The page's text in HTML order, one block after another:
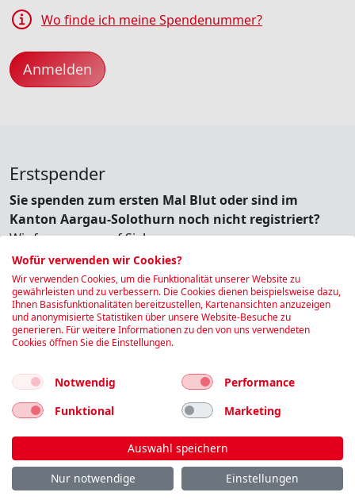
Wo finde ich meine Spendenummer?
Erstspender
Sie spenden zum ersten Mal Blut oder sind im
Kanton Aargau-Solothurn noch nicht registriert?
Wir freuen uns auf Sie!
Bitte registrieren Sie sich kurz.
Reservierung ohne Spendernummer
Impressum | Kontakt | Datenschutz
Folgen Sie uns
Wofür verwenden wir Cookies?
Wir verwenden Cookies, um die Funktionalität unserer Website zu
gewährleisten und zu verbessern. Die Cookies dienen beispielsweise dazu,
Ihnen Basisfunktionalitäten bereitzustellen, Kartenansichten anzuzeigen
und anonymisierte Statistiken über unsere Website-Besuche zu
generieren. Für weitere Informationen zu den von uns verwendeten
Cookies öffnen Sie die Einstellungen.
Notwendig
Performance
Funktional
Marketing
Auswahl speichern
Nur notwendige
Einstellungen